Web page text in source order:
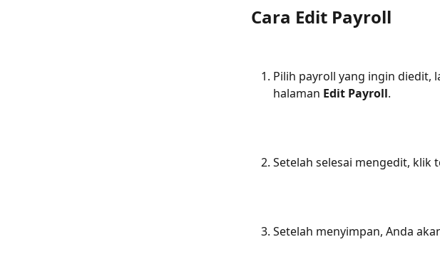
Cara Edit Payroll
Pilih payroll yang ingin diedit,
halaman Edit Payroll.
Setelah selesai mengedit, klik
Setelah menyimpan, Anda